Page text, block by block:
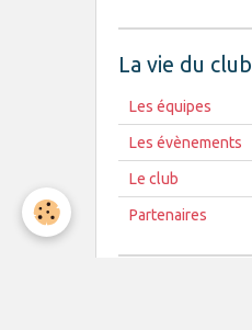
La vie du club
Les équipes
Les évènements
Le club
Partenaires